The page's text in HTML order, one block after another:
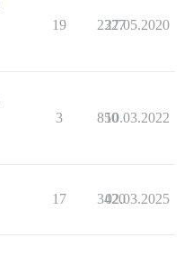
19 2327
27.05.2020
3 850
10.03.2022
17 3420
02.03.2025